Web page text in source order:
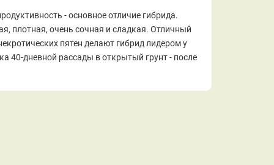
- основное отличие гибрида.
плотная, очень сочная и сладкая. Отличный
пятен делают гибрид лидером у
40-дневной рассады в открытый грунт - после